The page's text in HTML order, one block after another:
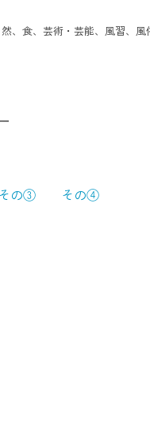
、食、芸術・芸能、風習、風
その③ その④